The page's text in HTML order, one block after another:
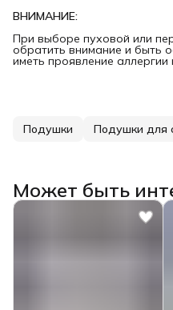
ВНИМАНИЕ:
При выборе пуховой или
обратить внимание и быть
иметь проявление аллергии
Подушки Подушки для
Может быть